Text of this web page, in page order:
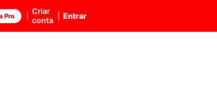
Pro
Criar
conta
Entrar